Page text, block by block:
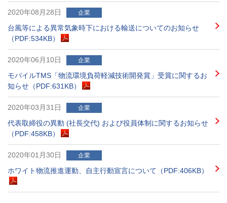
2020年08月28日 企業
台風等による異常気象時下における輸送についてのお知らせ
（PDF:534KB）
2020年06月10日 企業
モバイルTMS「物流環境負荷軽減技術開発賞」受賞に関するお
知らせ（PDF:631KB）
2020年03月31日 企業
代表取締役の異動 (社長交代) および役員体制に関するお知らせ
（PDF:458KB）
2020年01月30日 企業
ホワイト物流推進運動、自主行動宣言について（PDF:406KB）